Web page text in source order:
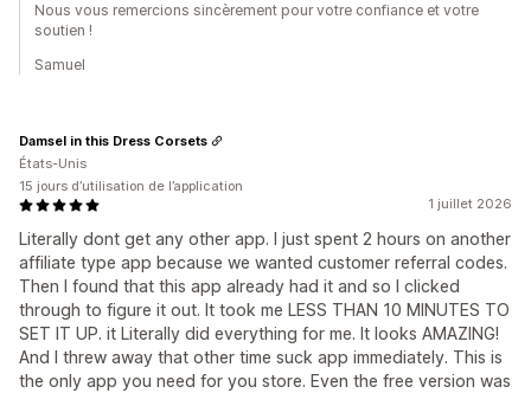
Nous vous remercions sincèrement pour votre confiance et votre
soutien !
Samuel
1 juillet 2026
Literally dont get any other app. I just spent 2 hours on another
affiliate type app because we wanted customer referral codes.
Then I found that this app already had it and so I clicked
through to figure it out. It took me LESS THAN 10 MINUTES TO
SET IT UP. it Literally did everything for me. It looks AMAZING!
And I threw away that other time suck app immediately. This is
the only app you need for you store. Even the free version was
Damsel in this Dress Corsets
États-Unis
15 jours d’utilisation de l’application